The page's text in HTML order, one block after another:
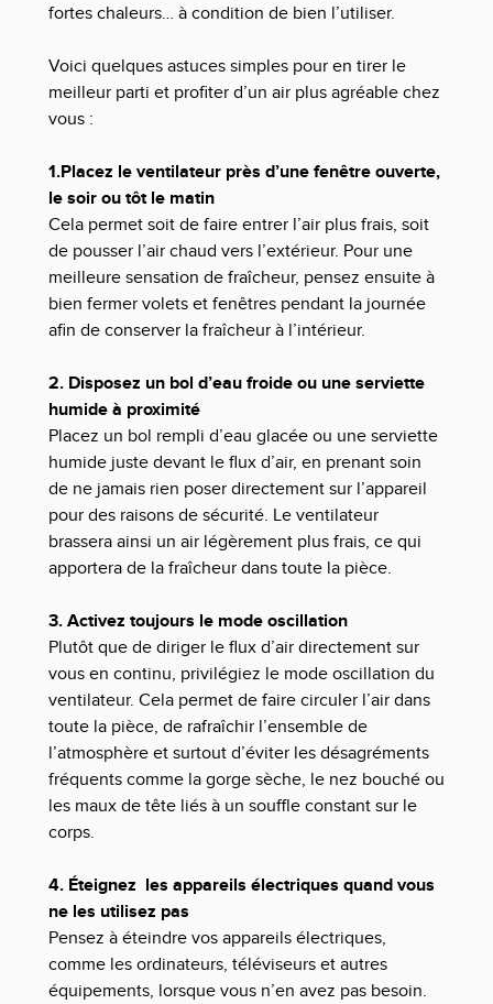
fortes chaleurs… à condition de bien l’utiliser.
Voici quelques astuces simples pour en tirer le
meilleur parti et profiter d’un air plus agréable chez
vous :
1.Placez le ventilateur près d’une fenêtre ouverte,
le soir ou tôt le matin
Cela permet soit de faire entrer l’air plus frais, soit
de pousser l’air chaud vers l’extérieur. Pour une
meilleure sensation de fraîcheur, pensez ensuite à
bien fermer volets et fenêtres pendant la journée
afin de conserver la fraîcheur à l’intérieur.
2. Disposez un bol d’eau froide ou une serviette
humide à proximité
Placez un bol rempli d’eau glacée ou une serviette
humide juste devant le flux d’air, en prenant soin
de ne jamais rien poser directement sur l’appareil
pour des raisons de sécurité. Le ventilateur
brassera ainsi un air légèrement plus frais, ce qui
apportera de la fraîcheur dans toute la pièce.
3. Activez toujours le mode oscillation
Plutôt que de diriger le flux d’air directement sur
vous en continu, privilégiez le mode oscillation du
ventilateur. Cela permet de faire circuler l’air dans
toute la pièce, de rafraîchir l’ensemble de
l’atmosphère et surtout d’éviter les désagréments
fréquents comme la gorge sèche, le nez bouché ou
les maux de tête liés à un souffle constant sur le
corps.
4. Éteignez les appareils électriques quand vous
ne les utilisez pas
Pensez à éteindre vos appareils électriques,
comme les ordinateurs, téléviseurs et autres
équipements, lorsque vous n’en avez pas besoin.